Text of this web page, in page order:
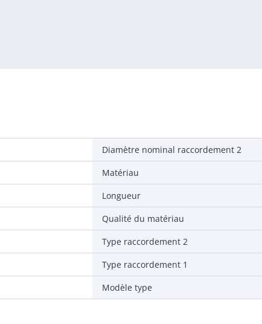
Diamètre nominal raccordement 2
Matériau
Longueur
Qualité du matériau
Type raccordement 2
Type raccordement 1
Modèle type